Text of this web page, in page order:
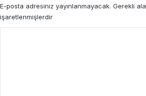
E-posta adresiniz yayınlanmayacak. Gerekli
işaretlenmişlerdir